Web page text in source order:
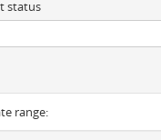
status
range: